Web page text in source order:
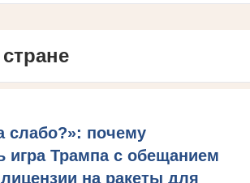
слабо?»: почему
игра Трампа с обещанием
на ракеты для